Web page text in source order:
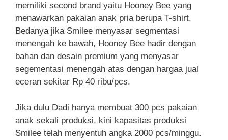
memiliki second brand yaitu Hooney Bee yang
menawarkan pakaian anak pria berupa T-shirt.
Bedanya jika Smilee menyasar segmentasi
menengah ke bawah, Hooney Bee hadir dengan
bahan dan desain premium yang menyasar
segementasi menengah atas dengan hargaa jual
eceran sekitar Rp 40 ribu/pcs.
Jika dulu Dadi hanya membuat 300 pcs pakaian
anak sekali produksi, kini kapasitas produksi
Smilee telah menyentuh angka 2000 pcs/minggu.